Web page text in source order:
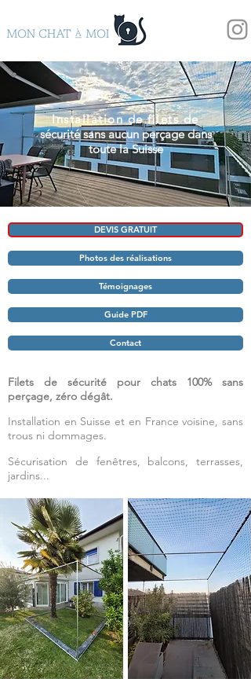
Installation de filets de
sécurité sans aucun perçage dans
toute la Suisse
DEVIS GRATUIT
Photos des réalisations
Témoignages
Guide PDF
Contact
Filets de sécurité pour chats 100% sans
perçage, zéro dégât.
Installation en Suisse et en France voisine, sans
trous ni dommages.
Sécurisation de fenêtres, balcons, terrasses,
jardins...